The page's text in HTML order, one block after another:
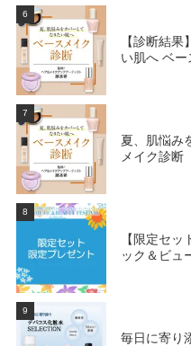
6
【診断結
い肌へ ベ
7
夏、肌悩み
メイク診断
8
【限定セ
ック＆ビュ
9
毎日に寄り